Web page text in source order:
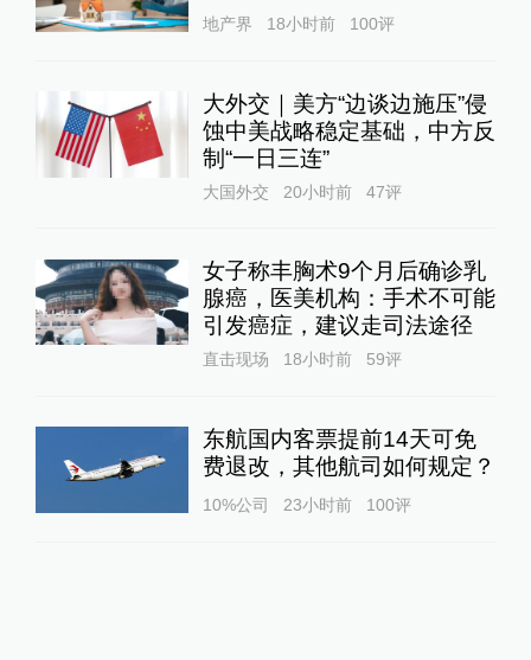
地产界 18小时前 100评
大外交｜美方“边谈边施压”侵
蚀中美战略稳定基础，中方反
制“一日三连”
大国外交 20小时前 47评
女子称丰胸术9个月后确诊乳
腺癌，医美机构：手术不可能
引发癌症，建议走司法途径
直击现场 18小时前 59评
东航国内客票提前14天可免
费退改，其他航司如何规定？
10%公司 23小时前 100评